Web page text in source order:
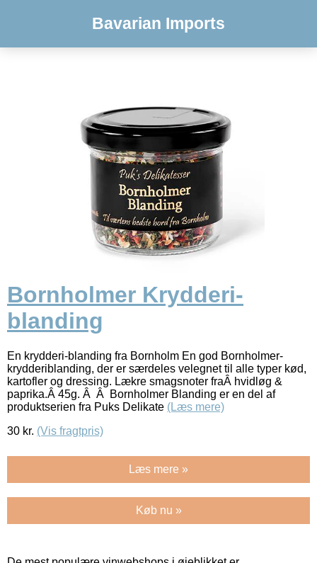
Bavarian Imports
Bornholmer Krydderi-
blanding
En krydderi-blanding fra Bornholm En god Bornholmer-
krydderiblanding, der er særdeles velegnet til alle typer kød,
kartofler og dressing. Lækre smagsnoter fraÂ hvidløg &
paprika.Â 45g. Â Â Bornholmer Blanding er en del af
produktserien fra Puks Delikate (Læs mere)
30 kr. (Vis fragtpris)
Læs mere »
Køb nu »